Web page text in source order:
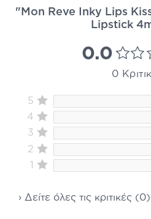
"Mon Reve Inky Lips
Lipstick
0.0
0
5
4
3
2
1
› Δείτε όλες τις κριτικές (0)